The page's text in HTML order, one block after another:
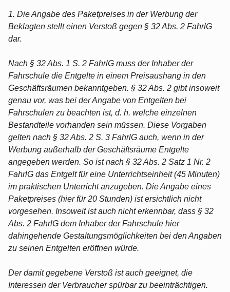
1. Die Angabe des Paketpreises in der Werbung der
Beklagten stellt einen Verstoß gegen § 32 Abs. 2 FahrlG
dar.
Nach § 32 Abs. 1 S. 2 FahrlG muss der Inhaber der
Fahrschule die Entgelte in einem Preisaushang in den
Geschäftsräumen bekanntgeben. § 32 Abs. 2 gibt insoweit
genau vor, was bei der Angabe von Entgelten bei
Fahrschulen zu beachten ist, d. h. welche einzelnen
Bestandteile vorhanden sein müssen. Diese Vorgaben
gelten nach § 32 Abs. 2 S. 3 FahrlG auch, wenn in der
Werbung außerhalb der Geschäftsräume Entgelte
angegeben werden. So ist nach § 32 Abs. 2 Satz 1 Nr. 2
FahrlG das Entgelt für eine Unterrichtseinheit (45 Minuten)
im praktischen Unterricht anzugeben. Die Angabe eines
Paketpreises (hier für 20 Stunden) ist ersichtlich nicht
vorgesehen. Insoweit ist auch nicht erkennbar, dass § 32
Abs. 2 FahrlG dem Inhaber der Fahrschule hier
dahingehende Gestaltungsmöglichkeiten bei den Angaben
zu seinen Entgelten eröffnen würde.
Der damit gegebene Verstoß ist auch geeignet, die
Interessen der Verbraucher spürbar zu beeinträchtigen.